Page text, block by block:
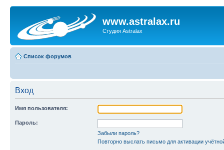
www.astralax.ru
Студия Astralax
Список форумов
Вход
Имя пользователя:
Пароль:
Забыли пароль?
Повторно выслать письмо для активации